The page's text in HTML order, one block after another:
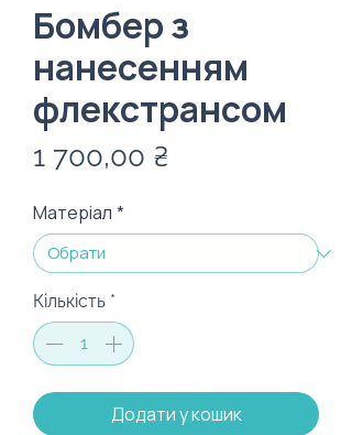
Бомбер з
нанесенням
флекстрансом
1 700,00 ₴
Матеріал *
Кількість *
Додати у кошик